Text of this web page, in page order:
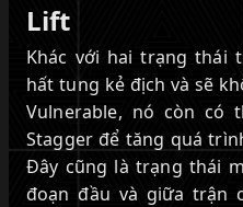
Lift
Khác với hai trạng thái
hất tung kẻ địch và sẽ
Vulnerable, nó còn có
Stagger để tăng quá
Đây cũng là trạng thái
đoạn đầu và giữa trận